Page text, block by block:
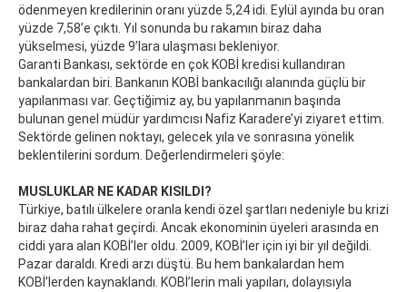
ödenmeyen kredilerinin oranı yüzde 5,24 idi. Eylül ayında bu oran
yüzde 7,58’e çıktı. Yıl sonunda bu rakamın biraz daha
yükselmesi, yüzde 9’lara ulaşması bekleniyor.
Garanti Bankası, sektörde en çok KOBİ kredisi kullandıran
bankalardan biri. Bankanın KOBİ bankacılığı alanında güçlü bir
yapılanması var. Geçtiğimiz ay, bu yapılanmanın başında
bulunan genel müdür yardımcısı Nafiz Karadere’yi ziyaret ettim.
Sektörde gelinen noktayı, gelecek yıla ve sonrasına yönelik
beklentilerini sordum. Değerlendirmeleri şöyle:
MUSLUKLAR NE KADAR KISILDI?
Türkiye, batılı ülkelere oranla kendi özel şartları nedeniyle bu krizi
biraz daha rahat geçirdi. Ancak ekonominin üyeleri arasında en
ciddi yara alan KOBİ’ler oldu. 2009, KOBİ’ler için iyi bir yıl değildi.
Pazar daraldı. Kredi arzı düştü. Bu hem bankalardan hem
KOBİ’lerden kaynaklandı. KOBİ’lerin mali yapıları, dolayısıyla